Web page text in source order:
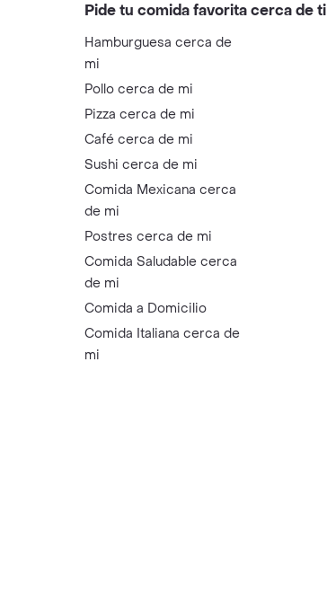
Pide tu comida favorita cerca de ti
Hamburguesa cerca de
mi
Pollo cerca de mi
Pizza cerca de mi
Café cerca de mi
Sushi cerca de mi
Comida Mexicana cerca
de mi
Postres cerca de mi
Comida Saludable cerca
de mi
Comida a Domicilio
Comida Italiana cerca de
mi